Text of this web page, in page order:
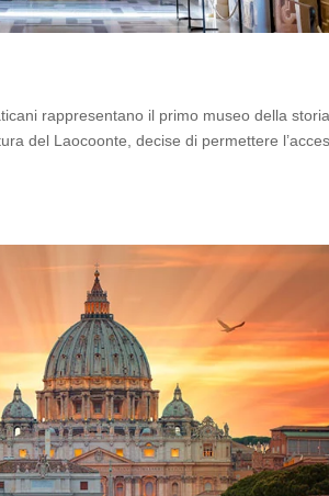
rappresentano il primo museo della
del Laocoonte, decise di permettere